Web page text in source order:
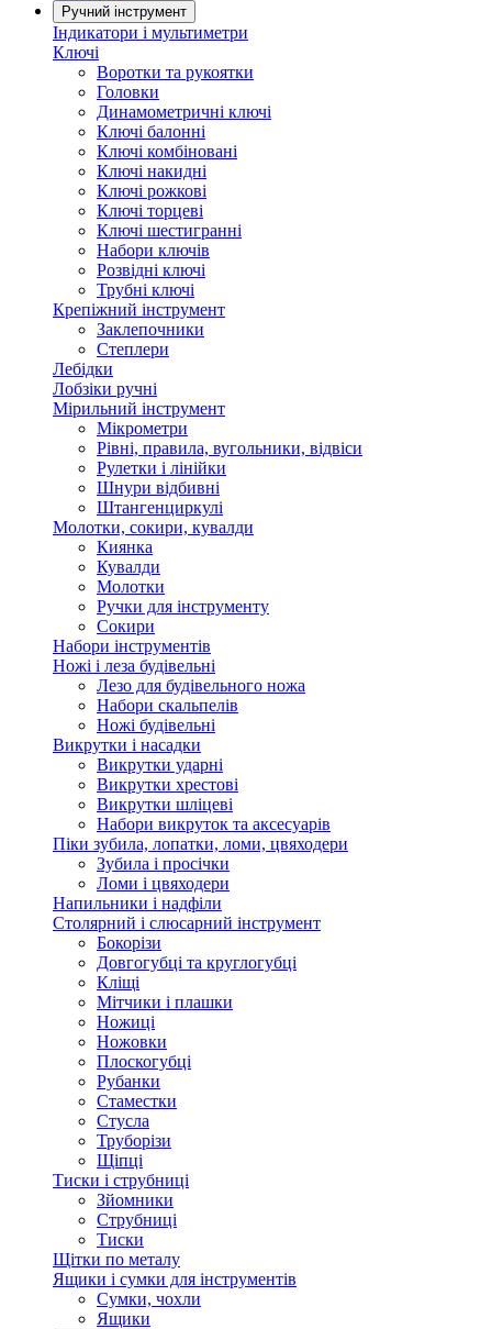
Ручний інструмент
Індикатори і мультиметри
Ключі
Воротки та рукоятки
Головки
Динамометричні ключі
Ключі балонні
Ключі комбіновані
Ключі накидні
Ключі рожкові
Ключі торцеві
Ключі шестигранні
Набори ключів
Розвідні ключі
Трубні ключі
Крепіжний інструмент
Заклепочники
Степлери
Лебідки
Лобзіки ручні
Мірильний інструмент
Мікрометри
Рівні, правила, вугольники, відвіси
Рулетки і лінійки
Шнури відбивні
Штангенциркулі
Молотки, сокири, кувалди
Киянка
Кувалди
Молотки
Ручки для інструменту
Сокири
Набори інструментів
Ножі і леза будівельні
Лезо для будівельного ножа
Набори скальпелів
Ножі будівельні
Викрутки і насадки
Викрутки ударні
Викрутки хрестові
Викрутки шліцеві
Набори викруток та аксесуарів
Піки зубила, лопатки, ломи, цвяходери
Зубила і просічки
Ломи і цвяходери
Напильники і надфіли
Столярний і слюсарний інструмент
Бокорізи
Довгогубці та круглогубці
Кліщі
Мітчики і плашки
Ножиці
Ножовки
Плоскогубці
Рубанки
Стаместки
Стусла
Труборізи
Щіпці
Тиски і струбниці
Зйомники
Струбниці
Тиски
Щітки по металу
Ящики і сумки для інструментів
Сумки, чохли
Ящики